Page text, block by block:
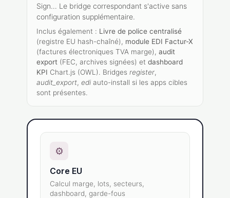
Sign… Le bridge correspondant s'active sans
configuration supplémentaire.
Inclus également : Livre de police centralisé
(registre EU hash-chaîné), module EDI Factur-X
(factures électroniques TVA marge), audit
export (FEC, archives signées) et dashboard
KPI Chart.js (OWL). Bridges register,
audit_export, edi auto-install si les apps cibles
sont présentes.
⚙
Core EU
Calcul marge, lots, secteurs,
dashboard, garde-fous